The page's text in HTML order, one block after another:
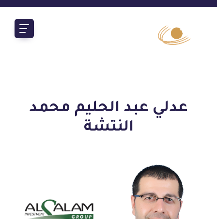
عدلي عبد الحليم محمد
النتشة